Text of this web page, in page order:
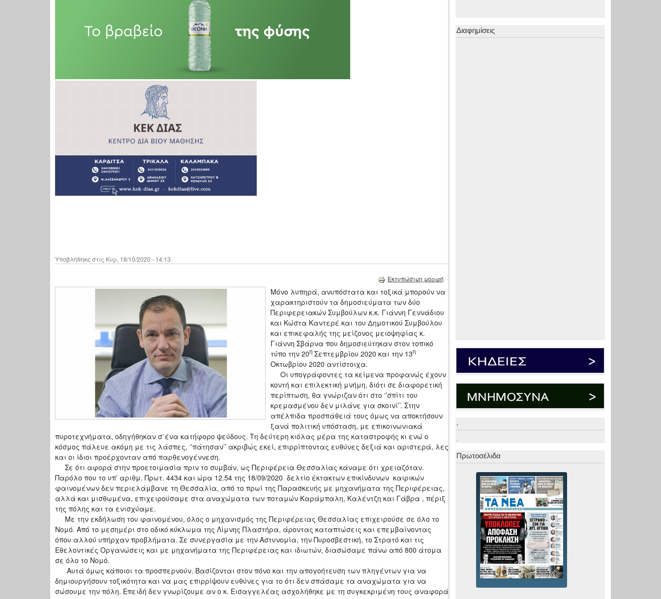
Υποβλήθηκε στις Κυρ, 18/10/2020 - 14:13.
Εκτυπώσιμη μορφή
Μόνο λυπηρά, ανυπόστατα και τοξικά μπορούν να
χαρακτηριστούν τα δημοσιεύματα των δύο
Περιφερειακών Συμβούλων κ.κ. Γιάννη Γεννάδιου
και Κώστα Καντερέ και του Δημοτικού Συμβούλου
και επικεφαλής της μείζονος μειοψηφίας κ.
Γιάννη Σβάρνα που δημοσιεύτηκαν στον τοπικό
τύπο την 20η Σεπτεμβρίου 2020 και την 13η
Οκτωβρίου 2020 αντίστοιχα.
Οι υπογράφοντες τα κείμενα προφανώς έχουν
κοντή και επιλεκτική μνήμη, διότι σε διαφορετική
περίπτωση, θα γνώριζαν ότι στο ‘’σπίτι του
κρεμασμένου δεν μιλάνε για σκοινί’’. Στην
απέλπιδα προσπάθειά τους όμως να αποκτήσουν
ξανά πολιτική υπόσταση, με επικοινωνιακά
πυροτεχνήματα, οδηγήθηκαν σ΄ένα κατήφορο ψεύδους. Τη δεύτερη κιόλας μέρα της καταστροφής κι ενώ ο
κόσμος πάλευε ακόμη με τις λάσπες, ‘’πάτησαν’’ ακριβώς εκεί, επιρρίπτοντας ευθύνες δεξιά και αριστερά, λες
και οι ίδιοι προέρχονταν από παρθενογέννεση.
Σε ότι αφορά στην προετοιμασία πριν το συμβάν, ως Περιφέρεια Θεσσαλίας κάναμε ότι χρειαζόταν.
Παρόλο που το υπ’ αριθμ. Πρωτ. 4434 και ώρα 12.54 της 18/09/2020 δελτίο έκτακτων επικίνδυνων καιρικών
φαινομένων δεν περιελάμβανε τη Θεσσαλία, από το πρωί της Παρασκευής με μηχανήματα της Περιφέρειας,
αλλά και μισθωμένα, επιχειρούσαμε στα αναχώματα των ποταμών Καράμπαλη, Καλέντζη και Γάβρα , πέριξ
της πόλης και τα ενισχύαμε.
Με την εκδήλωση του φαινομένου, όλος ο μηχανισμός της Περιφέρειας Θεσσαλίας επιχειρούσε σε όλο το
Νομό. Από το μεσημέρι στο οδικό κύκλωμα της Λίμνης Πλαστήρα, άροντας καταπτώσεις και επεμβαίνοντας
όπου αλλού υπήρχαν προβλήματα. Σε συνεργασία με την Αστυνομία, την Πυροσβεστική, το Στρατό και τις
Εθελοντικές Οργανώσεις και με μηχανήματα της Περιφέρειας και ιδιωτών, διασώσαμε πάνω από 800 άτομα
σε όλο το Νομό.
Αυτά όμως κάποιοι τα προσπερνούν. Βασίζονται στον πόνο και την απογοήτευση των πληγέντων για να
δημιουργήσουν τοξικότητα και να μας επιρρίψουν ευθύνες για το ότι δεν σπάσαμε τα αναχώματα για να
σώσουμε την πόλη. Επειδή δεν γνωρίζουμε αν ο κ. Εισαγγελέας ασχολήθηκε με τη συγκεκριμένη τους αναφορά
Διαφημίσεις
.
.
Πρωτοσέλιδα